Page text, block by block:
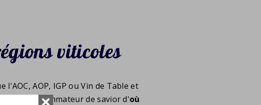
viticoles
l'AOC, AOP, IGP ou Vin de Table et
le consommateur de savior d'où